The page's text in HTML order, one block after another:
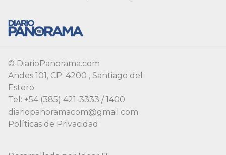
© DiarioPanorama.com
Andes 101, CP: 4200 , Santiago del
Estero
Tel: +54 (385) 421-3333 / 1400
diariopanoramacom@gmail.com
Políticas de Privacidad